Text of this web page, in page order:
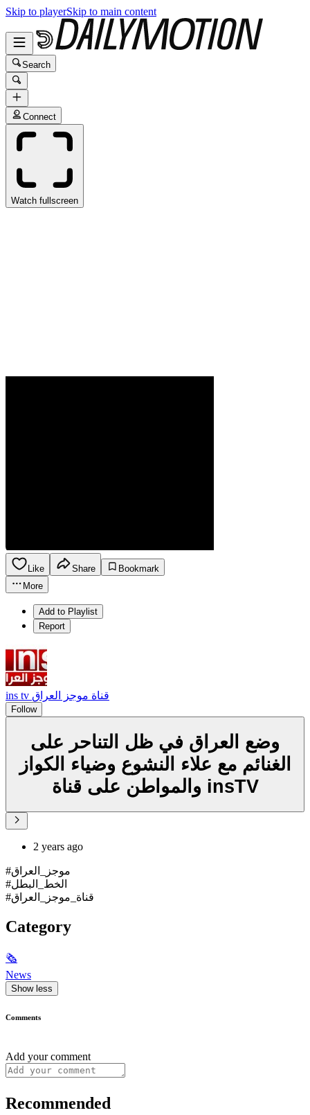
Skip to playerSkip to main content
Search
Connect
Watch fullscreen
Like Share
Bookmark
More
Add to Playlist
Report
ins tv قناة موجز العراق
Follow
وضع العراق في ظل التناحر على
الغنائم مع علاء النشوع وضياء الكواز
والمواطن على قناة insTV
2 years ago
#موجز_العراق
#الخط_البطل
#قناة_موجز_العراق
Category
🗞
News
Show less
Comments
Add your comment
Recommended